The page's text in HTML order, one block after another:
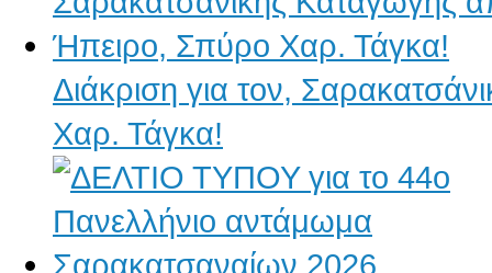
Διάκριση για τον,
Χαρ. Τάγκα!